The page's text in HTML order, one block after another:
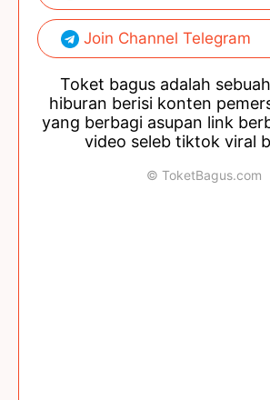
Join Channel Telegram
Toket bagus adalah
hiburan berisi konten
yang berbagi asupan link
video seleb tiktok viral
© ToketBagus.com